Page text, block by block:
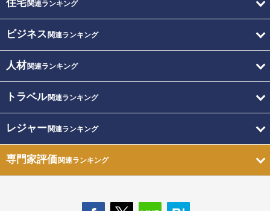
住宅関連ランキング
ビジネス 関連ランキング
人材関連ランキング
トラベル関連ランキング
レジャー関連ランキング
専門家評価関連ランキング